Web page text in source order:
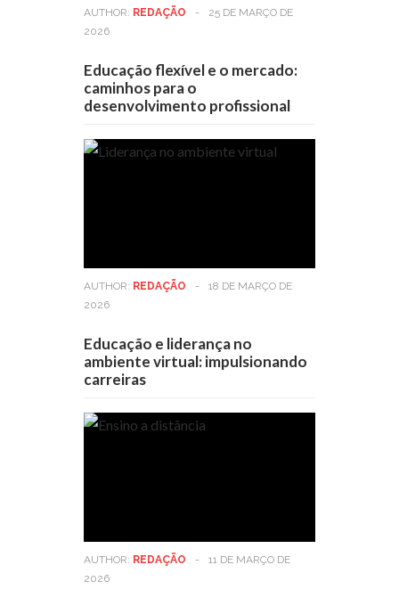
AUTHOR: REDAÇÃO -
25 DE MARÇO DE
2026
Educação flexível e o mercado:
caminhos para o
desenvolvimento profissional
AUTHOR: REDAÇÃO -
18 DE MARÇO DE
2026
Educação e liderança no
ambiente virtual: impulsionando
carreiras
AUTHOR: REDAÇÃO -
11 DE MARÇO DE
2026